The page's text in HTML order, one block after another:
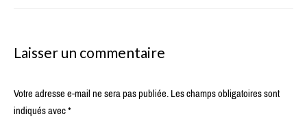
Laisser un commentaire
Votre adresse e-mail ne sera pas publiée.Les champs obligatoires sont
indiqués avec*